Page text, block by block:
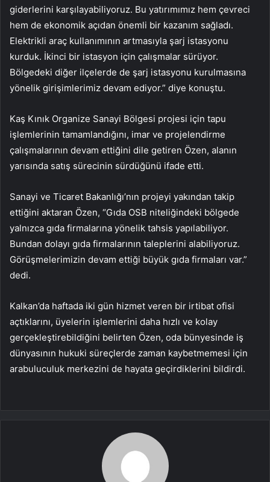
giderlerini karşılayabiliyoruz. Bu yatırımımız hem çevreci
hem de ekonomik açıdan önemli bir kazanım sağladı.
Elektrikli araç kullanımının artmasıyla şarj istasyonu
kurduk. İkinci bir istasyon için çalışmalar sürüyor.
Bölgedeki diğer ilçelerde de şarj istasyonu kurulmasına
yönelik girişimlerimiz devam ediyor.” diye konuştu.
Kaş Kınık Organize Sanayi Bölgesi projesi için tapu
işlemlerinin tamamlandığını, imar ve projelendirme
çalışmalarının devam ettiğini dile getiren Özen, alanın
yarısında satış sürecinin sürdüğünü ifade etti.
Sanayi ve Ticaret Bakanlığı’nın projeyi yakından takip
ettiğini aktaran Özen, “Gıda OSB niteliğindeki bölgede
yalnızca gıda firmalarına yönelik tahsis yapılabiliyor.
Bundan dolayı gıda firmalarının taleplerini alabiliyoruz.
Görüşmelerimizin devam ettiği büyük gıda firmaları var.”
dedi.
Kalkan’da haftada iki gün hizmet veren bir irtibat ofisi
açtıklarını, üyelerin işlemlerini daha hızlı ve kolay
gerçekleştirebildiğini belirten Özen, oda bünyesinde iş
dünyasının hukuki süreçlerde zaman kaybetmemesi için
arabuluculuk merkezini de hayata geçirdiklerini bildirdi.